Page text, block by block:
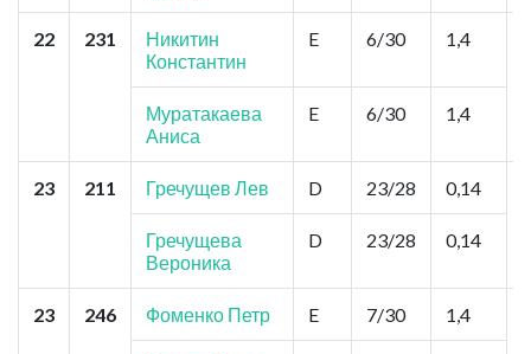
22 231
Никитин
Константин
E 6/30 1,4
Муратакаева
Аниса
E 6/30 1,4
23 211 Гречущев Лев D 23/28 0,14
Гречущева
Вероника
D 23/28 0,14
23 246 Фоменко Петр E 7/30 1,4